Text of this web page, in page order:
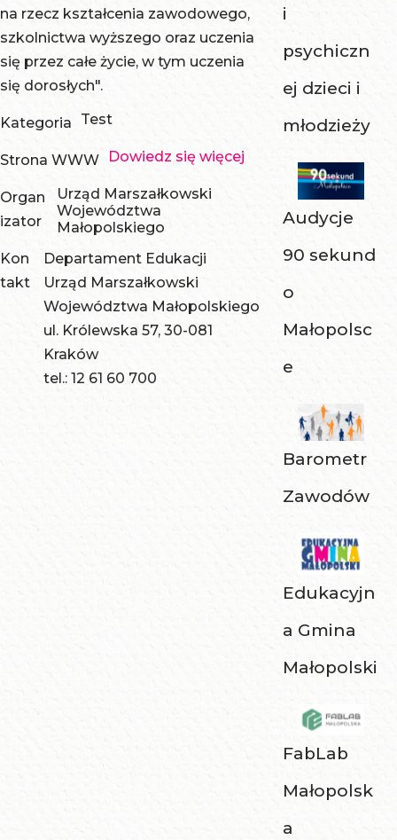
na rzecz kształcenia zawodowego,
szkolnictwa wyższego oraz uczenia
się przez całe życie, w tym uczenia
się dorosłych".
Kategoria Test
Strona WWW Dowiedz się więcej
Organ
izator
Urząd Marszałkowski
Województwa
Małopolskiego
Kon
takt
Departament Edukacji
Urząd Marszałkowski
Województwa Małopolskiego
ul. Królewska 57, 30-081
Kraków
tel.: 12 61 60 700
i
psychiczn
ej dzieci i
młodzieży
Audycje
90 sekund
o
Małopolsc
e
Barometr
Zawodów
Edukacyjn
a Gmina
Małopolski
FabLab
Małopolsk
a